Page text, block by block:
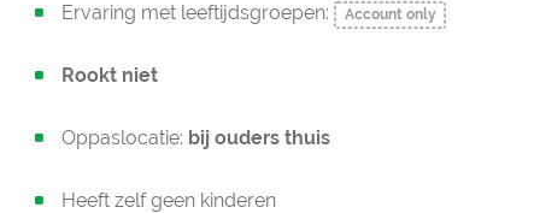
Ervaring met leeftijdsgroepen: Account only
Rookt niet
Oppaslocatie: bij ouders thuis
Heeft zelf geen kinderen